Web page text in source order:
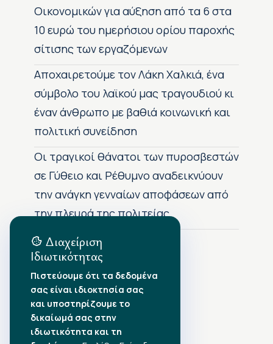
Οικονομικών για αύξηση από τα 6 στα
10 ευρώ του ημερήσιου ορίου παροχής
σίτισης των εργαζόμενων
Αποχαιρετούμε τον Λάκη Χαλκιά, ένα
σύμβολο του λαϊκού μας τραγουδιού κι
έναν άνθρωπο με βαθιά κοινωνική και
πολιτική συνείδηση
Οι τραγικοί θάνατοι των πυροσβεστών
σε Γύθειο και Ρέθυμνο αναδεικνύουν
την ανάγκη γενναίων αποφάσεων από
την πλευρά της πολιτείας
Αρχείο Δημοσιεύσεων
•Αύγουστος 2026
•Ιούλιος 2026
•Ιούνιος 2026
•Μάιος 2026
Διαχείριση
Ιδιωτικότητας
Πιστεύουμε ότι τα δεδομένα
σας είναι ιδιοκτησία σας
και υποστηρίζουμε το
δικαίωμά σας στην
ιδιωτικότητα και τη